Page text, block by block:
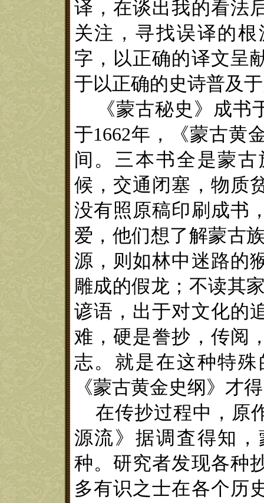
译，在谈出我的看法
关注 ，寻找误译的
字，以正确的译文呈
于以正确的史诗普及
《蒙古秘史 》 成书
于1662年， 《蒙古黄
间。 三本书全是蒙
候，交通闭塞，物质
没有照原稿印刷成书
爱，他们想了解蒙古
源，则如林中迷路的
雕成的假龙；不读其
谚语，出于对文化的
难，硬是誊抄，传阅
志。就是在这种特
《蒙古黄金史纲 》 才
在传抄过程中，原
源流》据调査得知，
种。研究者发现各种
多有识之士在各个历